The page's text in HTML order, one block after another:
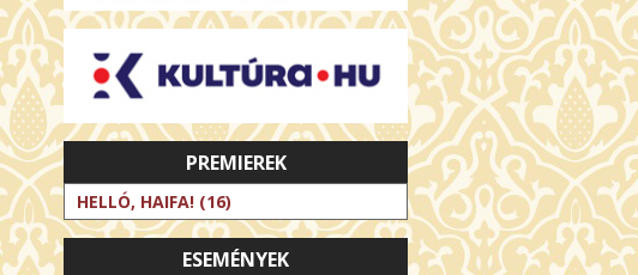
PREMIEREK
HELLÓ, HAIFA! (16)
ESEMÉNYEK